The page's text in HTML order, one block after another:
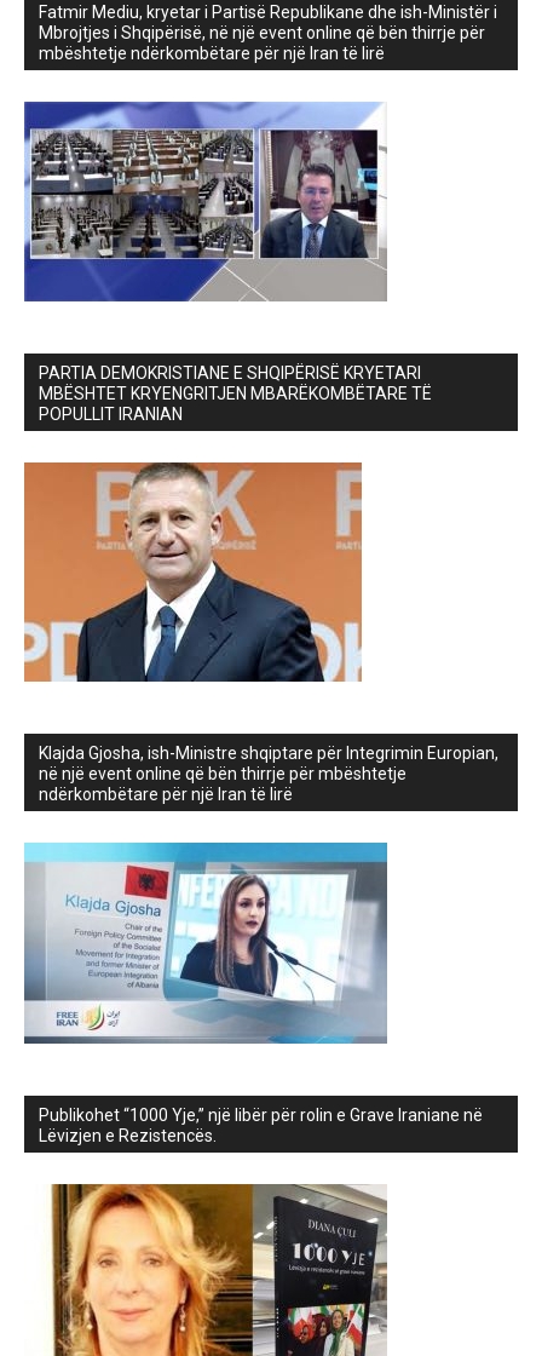
Fatmir Mediu, kryetar i Partisë Republikane dhe ish-Ministër i
Mbrojtjes i Shqipërisë, në një event online që bën thirrje për
mbështetje ndërkombëtare për një Iran të lirë
PARTIA DEMOKRISTIANE E SHQIPËRISË KRYETARI
MBËSHTET KRYENGRITJEN MBARËKOMBËTARE TË
POPULLIT IRANIAN
Klajda Gjosha, ish-Ministre shqiptare për Integrimin Europian,
në një event online që bën thirrje për mbështetje
ndërkombëtare për një Iran të lirë
Publikohet “1000 Yje,” një libër për rolin e Grave Iraniane në
Lëvizjen e Rezistencës.